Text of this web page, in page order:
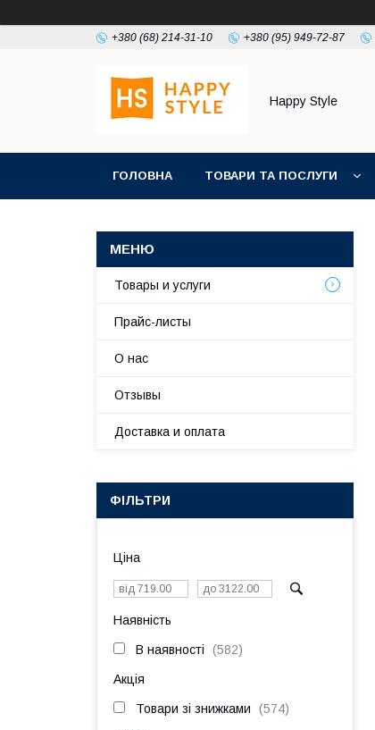
+380 (68) 214-31-10 +380 (95) 949-72-87
Happy Style
ГОЛОВНА ТОВАРИ ТА ПОСЛУГИ
Товары и услуги
Прайс-листы
О нас
Отзывы
Доставка и оплата
ФІЛЬТРИ
Ціна
Наявність
В наявності 582
Акція
Товари зі знижками 574